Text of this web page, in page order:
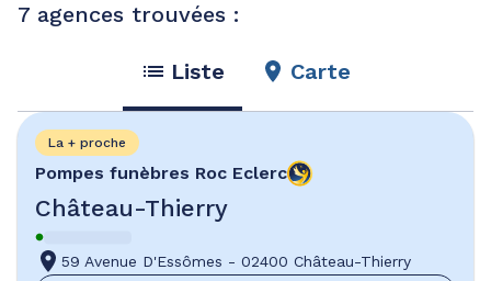
7 agences trouvées :
Liste Carte
Pompes funèbres Roc Eclerc
Château-Thierry
La + proche
59 Avenue D'Essômes - 02400 Château-Thierry